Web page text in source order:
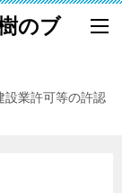
のブ
設業許可等の許認